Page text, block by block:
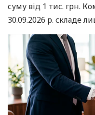
суму від 1 тис. грн.
30.09.2026 р. складе